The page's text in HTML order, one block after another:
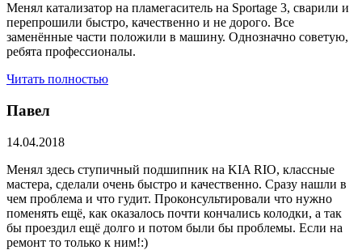
Менял катализатор на пламегаситель на Sportage 3, сварили и
перепрошили быстро, качественно и не дорого. Все
заменённые части положили в машину. Однозначно советую,
ребята профессионалы.
Читать полностью
Павел
14.04.2018
Менял здесь ступичный подшипник на KIA RIO, классные
мастера, сделали очень быстро и качественно. Сразу нашли в
чем проблема и что гудит. Проконсультировали что нужно
поменять ещё, как оказалось почти кончались колодки, а так
бы проездил ещё долго и потом были бы проблемы. Если на
ремонт то только к ним!:)